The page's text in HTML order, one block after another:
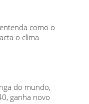
como o
o clima
do mundo,
ganha novo